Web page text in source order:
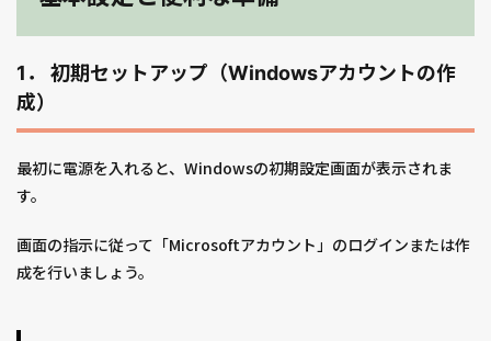
1． 初期セットアップ（Windowsアカウントの作
成）
最初に電源を入れると、Windowsの初期設定画面が表示されま
す。
画面の指示に従って「Microsoftアカウント」のログインまたは作
成を行いましょう。